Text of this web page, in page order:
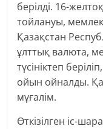
берілді. 16-
тойлануы,
Қазақстан
ұлттық валюта,
түсініктеп
ойын ойналды.
мұғалім.
Өткізілген іс-